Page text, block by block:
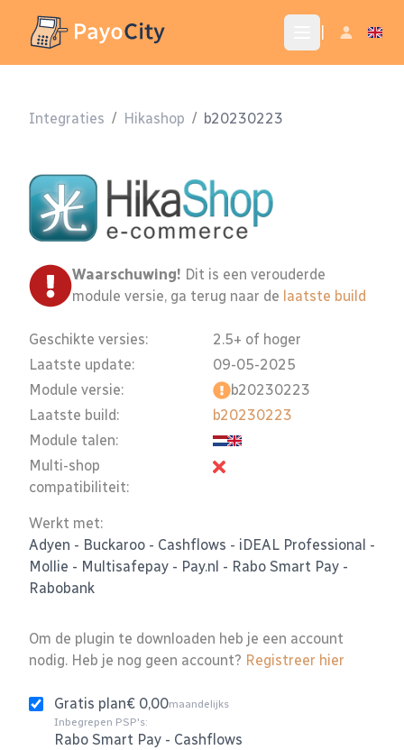
Integraties / Hikashop / b20230223
Waarschuwing! Dit is een verouderde
module versie, ga terug naar de laatste build
Geschikte versies:
Laatste update:
Module versie:
Laatste build:
Module talen:
Multi-shop
compatibiliteit:
2.5+ of hoger
09-05-2025
b20230223
b20230223
Werkt met:
Adyen - Buckaroo - Cashflows - iDEAL Professional -
Mollie - Multisafepay - Pay.nl - Rabo Smart Pay -
Rabobank
Om de plugin te downloaden heb je een account
nodig. Heb je nog geen account? Registreer hier
Gratis plan€ 0,00maandelijks
Inbegrepen PSP's:
Rabo Smart Pay - Cashflows